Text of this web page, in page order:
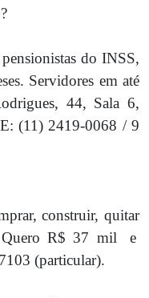
pensionistas do INSS,
Servidores em até
44, Sala 6,
(11) 2419-0068 / 9
construir, quitar
Quero R$ 37 mil
e
(particular).